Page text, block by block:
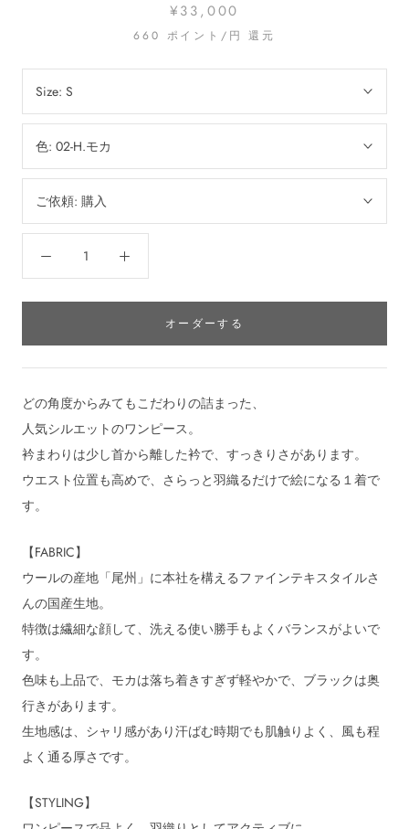
¥33,000
660 ポイント/円 還元
Size: S
色: 02-H.モカ
ご依頼: 購入
オーダーする
どの角度からみてもこだわりの詰まった、
人気シルエットのワンピース。
衿まわりは少し首から離した衿で、すっきりさがあります。
ウエスト位置も高めで、さらっと羽織るだけで絵になる１着で
す。
【FABRIC】
ウールの産地「尾州」に本社を構えるファインテキスタイルさ
んの国産生地。
特徴は繊細な顔して、洗える使い勝手もよくバランスがよいで
す。
色味も上品で、モカは落ち着きすぎず軽やかで、ブラックは奥
行きがあります。
生地感は、シャリ感があり汗ばむ時期でも肌触りよく、風も程
よく通る厚さです。
【STYLING】